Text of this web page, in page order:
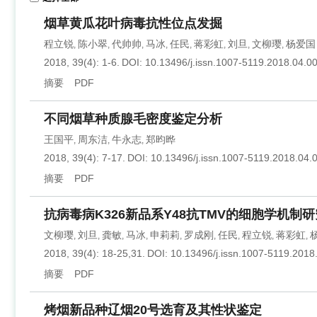
烟草黄瓜花叶病毒抗性位点发掘
程立锐, 陈小翠, 代帅帅, 马冰, 任民, 蒋彩虹, 刘旦 , 文柳璎, 杨爱国
2018, 39(4): 1-6. DOI: 10.13496/j.issn.1007-
摘要
PDF
不同烟草种质腺毛密度鉴定分析
王国平, 周东洁, 牛永志, 郑昀晔
2018, 39(4): 7-17. DOI: 10.13496/j.issn.1007-
摘要
PDF
抗病毒病K326新品系Y48抗TMV的细胞学机制
文柳璎, 刘旦 , 龚敏, 马冰, 申莉莉, 罗成刚 , 任民, 程立锐, 蒋彩虹,
2018, 39(4): 18-25,31.
DOI: 10.13496/j.issn.1007-
摘要
PDF
烤烟新品种辽烟20号选育及其性状鉴定